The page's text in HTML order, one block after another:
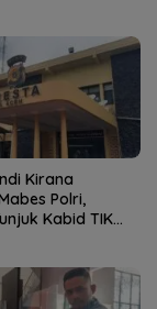
Kirana
Polri,
Kabid TIK